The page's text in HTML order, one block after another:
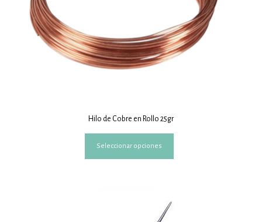
Hilo de Cobre en Rollo 25gr
Seleccionar opciones